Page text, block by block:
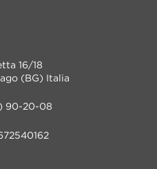
16/18
(BG) Italia
90-20-08